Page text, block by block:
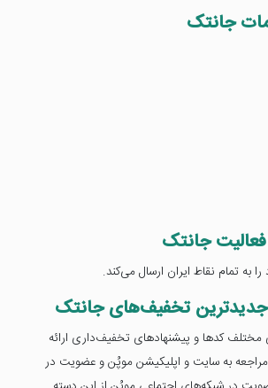
جانتک
جانتک
به تمام نقاط ایران ارسال می‌کند.
جدیدترین تخفیف‌های جانتک
کدها و پیشنهادهای تخفیف‌داری ارائه
مراجعه به سایت و اپلیکیشن موپُن و عضویت در